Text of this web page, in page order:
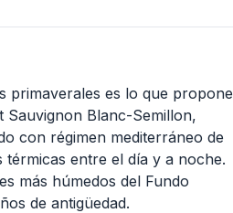
primaverales es lo que propone
Sauvignon Blanc-Semillon,
con régimen mediterráneo de
entre el día y a noche.
más húmedos del Fundo
de antigüedad.